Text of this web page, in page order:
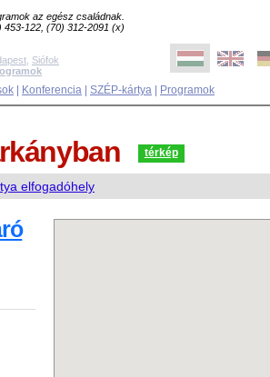
az egész családnak.
453-122, (70) 312-2091 (x)
Siófok
Konferencia SZÉP-kártya Programok
térkép
elfogadóhely